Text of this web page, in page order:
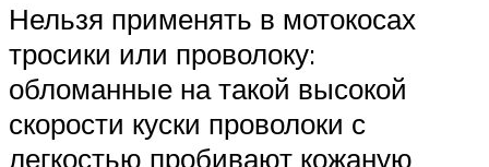
Нельзя применять в мотокосах
тросики или проволоку:
обломанные на такой высокой
скорости куски проволоки с
легкостью пробивают кожаную